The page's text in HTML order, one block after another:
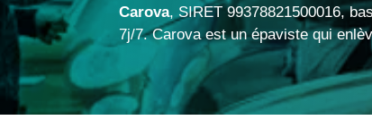
Carova, SIRET 99378821500016,
7j/7. Carova est un épaviste qui